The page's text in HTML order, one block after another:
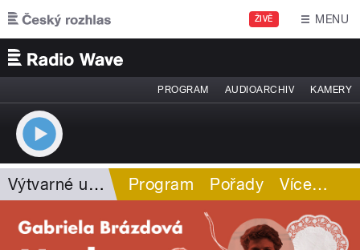
Přejít k hlavnímu obsahu
ŽIVĚ MENU
PROGRAM AUDIOARCHIV KAMERY
Výtvarné umění Program Pořady Více…